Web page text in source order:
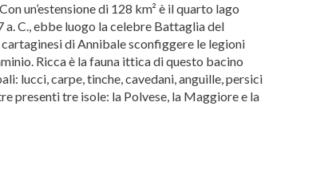
un’estensione di 128 km² è il quarto lago
a. C., ebbe luogo la celebre Battaglia del
di Annibale sconfiggere le legioni
Ricca è la fauna ittica di questo bacino
lucci, carpe, tinche, cavedani, anguille, persici
presenti tre isole: la Polvese, la Maggiore e la